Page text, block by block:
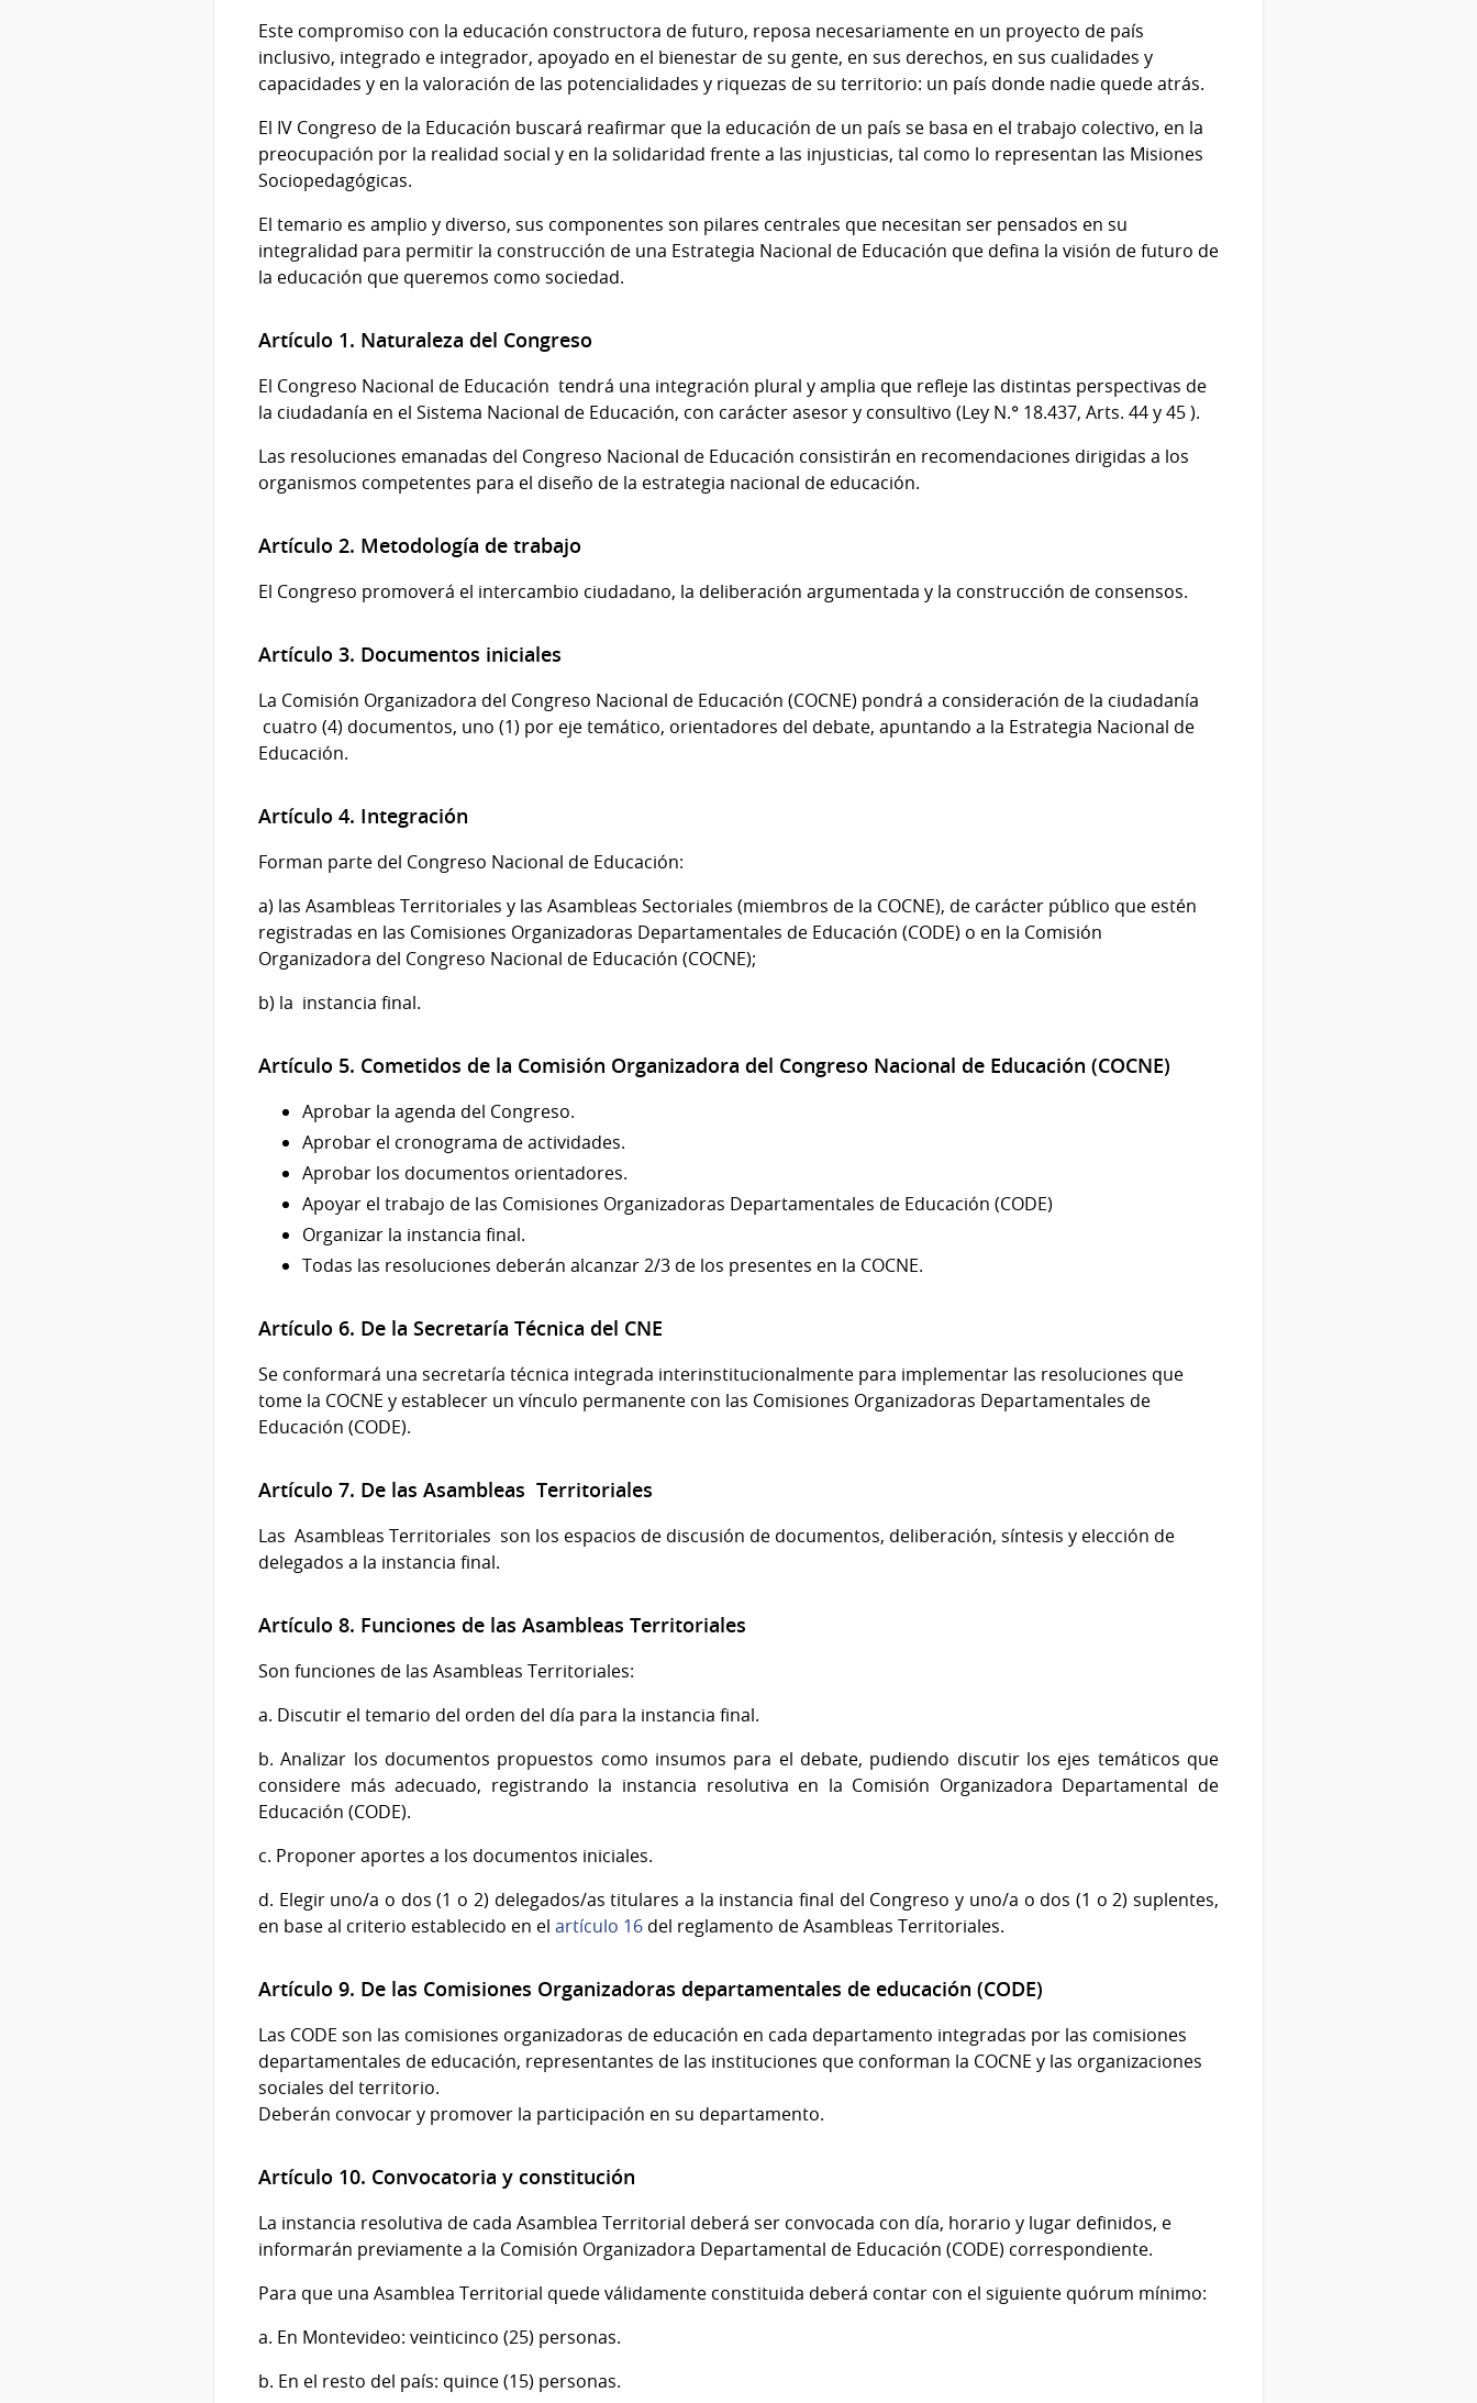
Este compromiso con la educación constructora de futuro, reposa necesariamente en un proyecto de país
inclusivo, integrado e integrador, apoyado en el bienestar de su gente, en sus derechos, en sus cualidades y
capacidades y en la valoración de las potencialidades y riquezas de su territorio: un país donde nadie quede atrás.
El IV Congreso de la Educación buscará reafirmar que la educación de un país se basa en el trabajo colectivo, en la
preocupación por la realidad social y en la solidaridad frente a las injusticias, tal como lo representan las Misiones
Sociopedagógicas.
El temario es amplio y diverso, sus componentes son pilares centrales que necesitan ser pensados en su
integralidad para permitir la construcción de una Estrategia Nacional de Educación que defina la visión de futuro de
la educación que queremos como sociedad.
Artículo 1. Naturaleza del Congreso
El Congreso Nacional de Educación tendrá una integración plural y amplia que refleje las distintas perspectivas de
la ciudadanía en el Sistema Nacional de Educación, con carácter asesor y consultivo (Ley N.° 18.437, Arts. 44 y 45 ).
Las resoluciones emanadas del Congreso Nacional de Educación consistirán en recomendaciones dirigidas a los
organismos competentes para el diseño de la estrategia nacional de educación.
Artículo 2. Metodología de trabajo
El Congreso promoverá el intercambio ciudadano, la deliberación argumentada y la construcción de consensos.
Artículo 3. Documentos iniciales
La Comisión Organizadora del Congreso Nacional de Educación (COCNE) pondrá a consideración de la ciudadanía
cuatro (4) documentos, uno (1) por eje temático, orientadores del debate, apuntando a la Estrategia Nacional de
Educación.
Artículo 4. Integración
Forman parte del Congreso Nacional de Educación:
a) las Asambleas Territoriales y las Asambleas Sectoriales (miembros de la COCNE), de carácter público que estén
registradas en las Comisiones Organizadoras Departamentales de Educación (CODE) o en la Comisión
Organizadora del Congreso Nacional de Educación (COCNE);
b) la instancia final.
Artículo 5. Cometidos de la Comisión Organizadora del Congreso Nacional de Educación (COCNE)
Aprobar la agenda del Congreso.
Aprobar el cronograma de actividades.
Aprobar los documentos orientadores.
Apoyar el trabajo de las Comisiones Organizadoras Departamentales de Educación (CODE)
Organizar la instancia final.
Todas las resoluciones deberán alcanzar 2/3 de los presentes en la COCNE.
Artículo 6. De la Secretaría Técnica del CNE
Se conformará una secretaría técnica integrada interinstitucionalmente para implementar las resoluciones que
tome la COCNE y establecer un vínculo permanente con las Comisiones Organizadoras Departamentales de
Educación (CODE).
Artículo 7. De las Asambleas Territoriales
Las Asambleas Territoriales son los espacios de discusión de documentos, deliberación, síntesis y elección de
delegados a la instancia final.
Artículo 8. Funciones de las Asambleas Territoriales
Son funciones de las Asambleas Territoriales:
a. Discutir el temario del orden del día para la instancia final.
b. Analizar los documentos propuestos como insumos para el debate, pudiendo discutir los ejes temáticos que
considere más adecuado, registrando la instancia resolutiva en la Comisión Organizadora Departamental de
Educación (CODE).
c. Proponer aportes a los documentos iniciales.
d. Elegir uno/a o dos (1 o 2) delegados/as titulares a la instancia final del Congreso y uno/a o dos (1 o 2) suplentes,
en base al criterio establecido en el artículo 16 del reglamento de Asambleas Territoriales.
Artículo 9. De las Comisiones Organizadoras departamentales de educación (CODE)
Las CODE son las comisiones organizadoras de educación en cada departamento integradas por las comisiones
departamentales de educación, representantes de las instituciones que conforman la COCNE y las organizaciones
sociales del territorio.
Deberán convocar y promover la participación en su departamento.
Artículo 10. Convocatoria y constitución
La instancia resolutiva de cada Asamblea Territorial deberá ser convocada con día, horario y lugar definidos, e
informarán previamente a la Comisión Organizadora Departamental de Educación (CODE) correspondiente.
Para que una Asamblea Territorial quede válidamente constituida deberá contar con el siguiente quórum mínimo:
a. En Montevideo: veinticinco (25) personas.
b. En el resto del país: quince (15) personas.